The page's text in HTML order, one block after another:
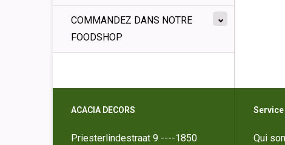
COMMANDEZ DANS NOTRE
FOODSHOP
ACACIA DECORS
Priesterlindestraat 9 ----1850
Qui